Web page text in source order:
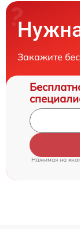
Закажите
Нажимая на